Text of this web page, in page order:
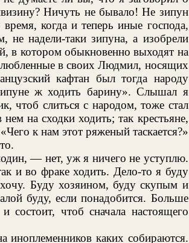
Ничуть не бывало! Не зипун
когда и теперь иные господа,
не надели-таки зипуна, а изобрели
в котором обыкновенно выходят на
в своих Людмил, носящих
кафтан был тогда народу
ж ходить барину». Слышал я
чтоб слиться с народом, тоже стал
на сходки ходить; так крестьяне,
к нам этот ряженый таскается?»
— нет, уж я ничего не уступлю.
и во фраке ходить. Дело-то я буду
Буду хозяином, буду скупым и
буду, если понадобится. Больше
чтоб сначала настоящего
каких собираются.